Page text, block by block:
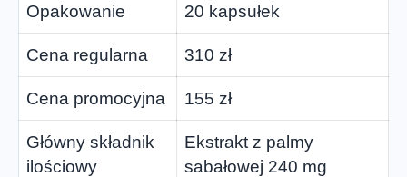
Opakowanie 20 kapsułek
Cena regularna 310 zł
Cena promocyjna 155 zł
Główny składnik
ilościowy
Ekstrakt z palmy
sabałowej 240 mg